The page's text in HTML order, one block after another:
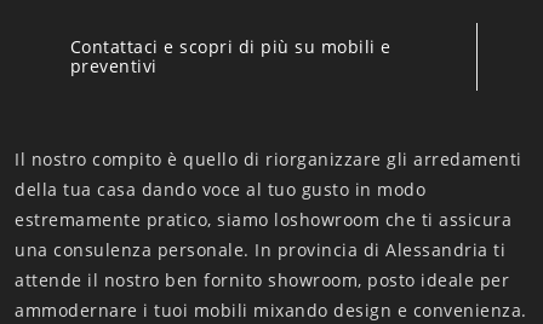
Contattaci e scopri di più su mobili e
preventivi
Il nostro compito è quello di riorganizzare gli arredamenti
della tua casa dando voce al tuo gusto in modo
estremamente pratico, siamo loshowroom che ti assicura
una consulenza personale. In provincia di Alessandria ti
attende il nostro ben fornito showroom, posto ideale per
ammodernare i tuoi mobili mixando design e convenienza.